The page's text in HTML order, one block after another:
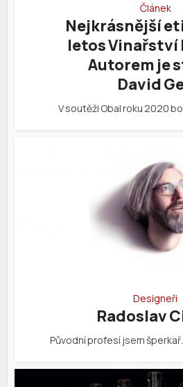
Článek
Nejkrásnější
letos Vinařství
Autorem je
David
V soutěži Obal roku 2020
Designeři
Radoslav
Původní profesí jsem šperkař.